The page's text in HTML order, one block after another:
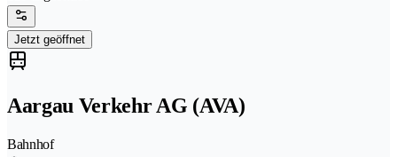
Jetzt geöffnet
Aargau Verkehr AG (AVA)
Bahnhof